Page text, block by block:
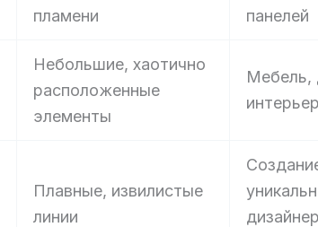
пламени
панелей
Небольшие, хаотично
расположенные
элементы
Мебель,
Плавные, извилистые
линии